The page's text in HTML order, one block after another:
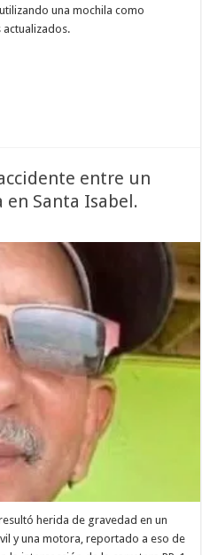
una mochila como
entre un
Santa Isabel.
herida de gravedad en un
y una motora, reportado a eso de